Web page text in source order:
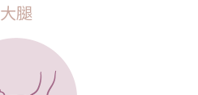
大腿